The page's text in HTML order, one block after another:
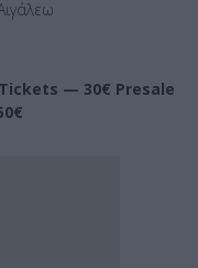
— 30€ Presale